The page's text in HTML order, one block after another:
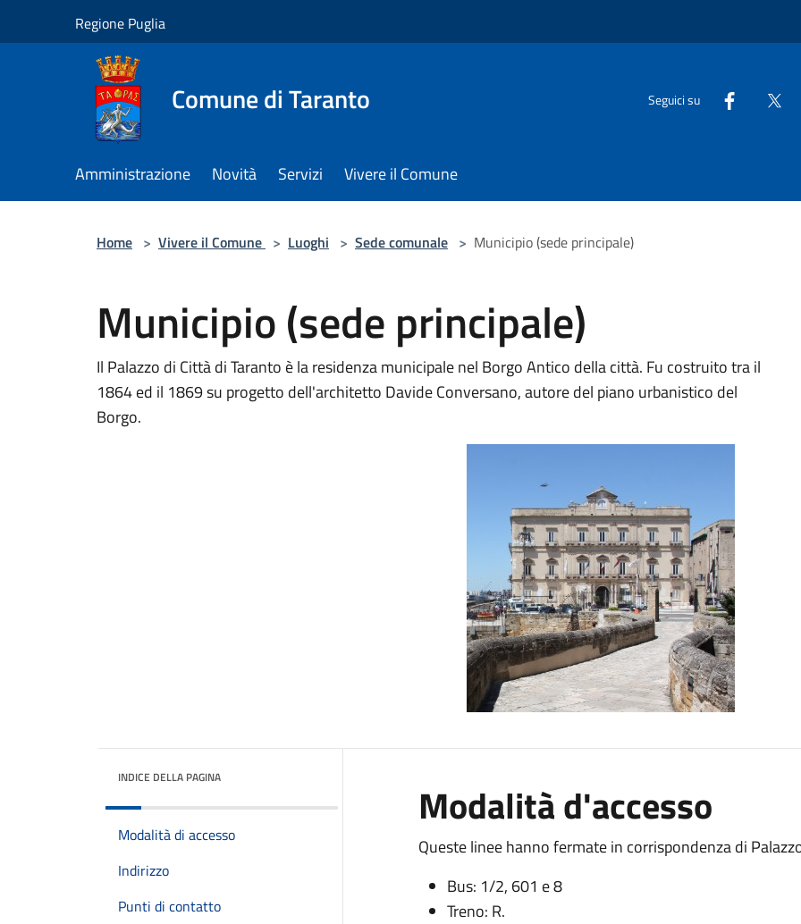
Regione Puglia
Comune di Taranto Seguici su
Amministrazione Novità Servizi Vivere il Comune
Home > Vivere il Comune > Luoghi > Sede comunale > Municipio (sede principale)
Municipio (sede principale)
Il Palazzo di Città di Taranto è la residenza municipale nel Borgo Antico della città. Fu costruito tra il
1864 ed il 1869 su progetto dell'architetto Davide Conversano, autore del piano urbanistico del
Borgo.
INDICE DELLA PAGINA
Modalità di accesso
Indirizzo
Punti di contatto
Modalità d'accesso
Queste linee hanno fermate in corrispondenza di
Bus: 1/2, 601 e 8
Treno: R.